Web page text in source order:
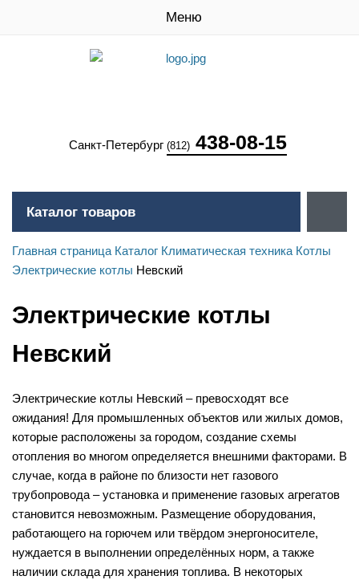
Меню
Санкт-Петербург (812) 438-08-15
Каталог товаров
Главная страница Каталог Климатическая техника Котлы
Электрические котлы Невский
Электрические котлы
Невский
Электрические котлы Невский – превосходят все
ожидания! Для промышленных объектов или жилых домов,
которые расположены за городом, создание схемы
отопления во многом определяется внешними факторами. В
случае, когда в районе по близости нет газового
трубопровода – установка и применение газовых агрегатов
становится невозможным. Размещение оборудования,
работающего на горючем или твёрдом энергоносителе,
нуждается в выполнении определённых норм, а также
наличии склада для хранения топлива. В некоторых